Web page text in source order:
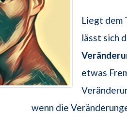
Liegt dem
lässt sich
etwas
wenn die